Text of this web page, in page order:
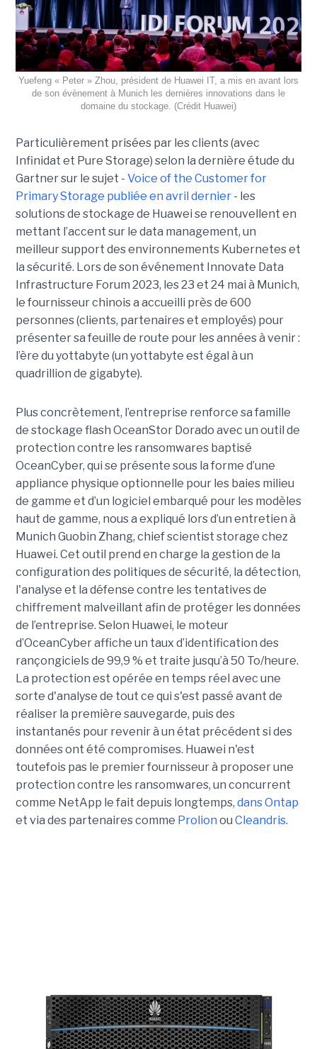
Yuefeng « Peter » Zhou, président de Huawei IT, a mis en avant lors
de son évènement à Munich les dernières innovations dans le
domaine du stockage. (Crédit Huawei)
Particulièrement prisées par les clients (avec
Infinidat et Pure Storage) selon la dernière étude du
Gartner sur le sujet - Voice of the Customer for
Primary Storage publiée en avril dernier- les
solutions de stockage de Huawei se renouvellent en
mettant l’accent sur le data management, un
meilleur support des environnements Kubernetes et
la sécurité. Lors de son événement Innovate Data
Infrastructure Forum 2023, les 23 et 24 mai à Munich,
le fournisseur chinois a accueilli près de 600
personnes (clients, partenaires et employés) pour
présenter sa feuille de route pour les années à venir :
l’ère du yottabyte (un yottabyte est égal à un
quadrillion de gigabyte).
Plus concrètement, l’entreprise renforce sa famille
de stockage flash OceanStor Dorado avec un outil de
protection contre les ransomwares baptisé
OceanCyber, qui se présente sous la forme d’une
appliance physique optionnelle pour les baies milieu
de gamme et d’un logiciel embarqué pour les modèles
haut de gamme, nous a expliqué lors d’un entretien à
Munich Guobin Zhang, chief scientist storage chez
Huawei. Cet outil prend en charge la gestion de la
configuration des politiques de sécurité, la détection,
l'analyse et la défense contre les tentatives de
chiffrement malveillant afin de protéger les données
de l’entreprise. Selon Huawei, le moteur
d’OceanCyber affiche un taux d’identification des
rançongiciels de 99,9 % et traite jusqu’à 50 To/heure.
La protection est opérée en temps réel avec une
sorte d'analyse de tout ce qui s'est passé avant de
réaliser la première sauvegarde, puis des
instantanés pour revenir à un état précédent si des
données ont été compromises. Huawei n'est
toutefois pas le premier fournisseur à proposer une
protection contre les ransomwares, un concurrent
comme NetApp le fait depuis longtemps, dans Ontap
et via des partenaires comme Prolion ou Cleandris.